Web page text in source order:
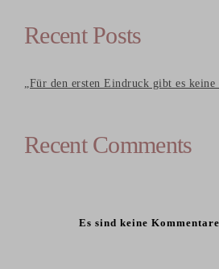
Recent Posts
„Für den ersten Eindruck gibt es
Recent Comments
Es sind keine